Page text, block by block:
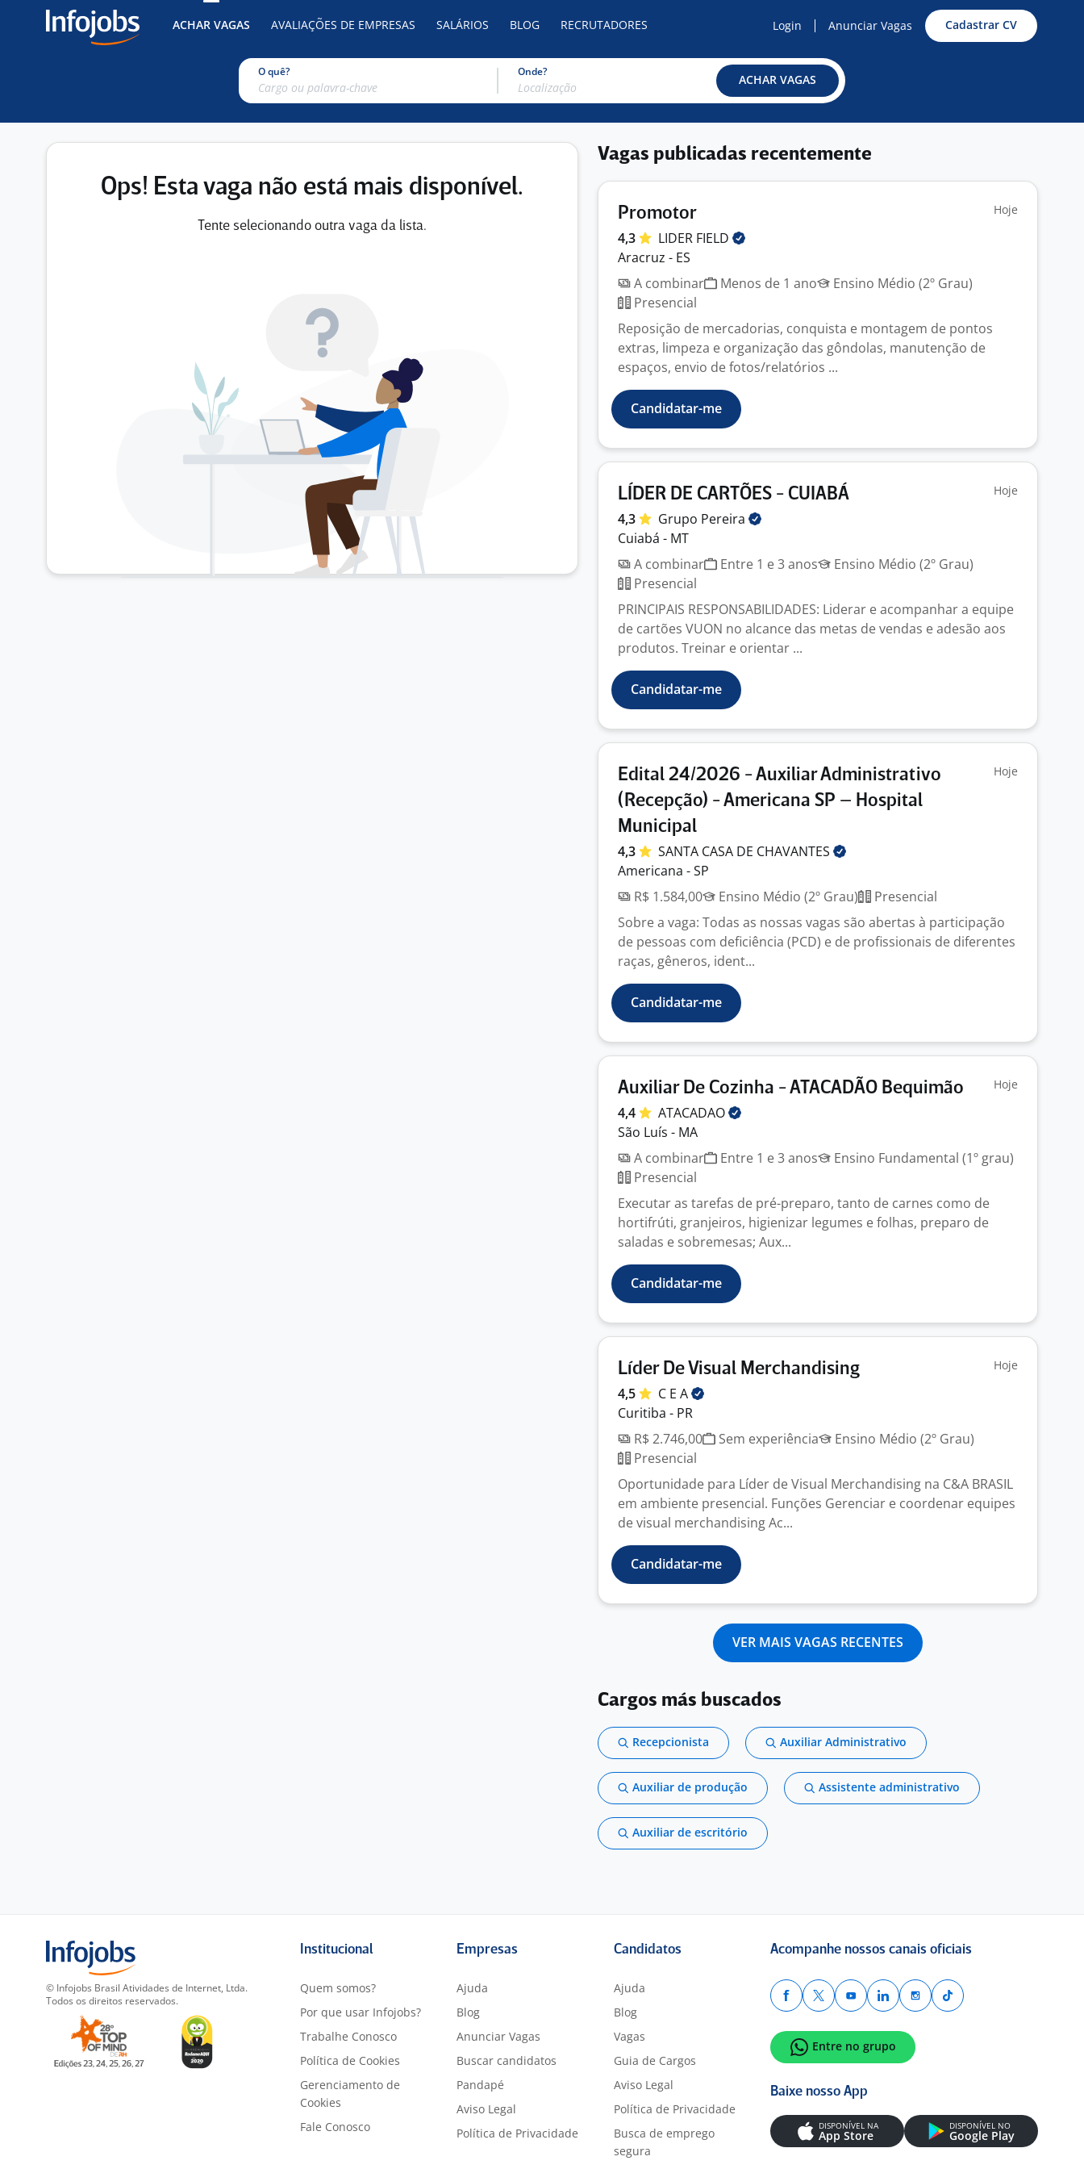
ACHAR VAGAS AVALIAÇÕES DE EMPRESAS SALÁRIOS BLOG RECRUTADORES Login Anunciar Vagas Cadastrar CV
O quê? Onde?
ACHAR VAGAS
Ops! Esta vaga não está mais disponível.
Tente selecionando outra vaga da lista.
Vagas publicadas recentemente
Promotor Hoje
4,3 LIDER FIELD
Aracruz - ES
A combinar
Menos de 1 ano
Ensino Médio (2º Grau)
Presencial
Reposição de mercadorias, conquista e montagem de pontos
extras, limpeza e organização das gôndolas, manutenção de
espaços, envio de fotos/relatórios ...
Candidatar-me
LÍDER DE CARTÕES - CUIABÁ Hoje
4,3 Grupo Pereira
Cuiabá - MT
A combinar
Entre 1 e 3 anos
Ensino Médio (2º Grau)
Presencial
PRINCIPAIS RESPONSABILIDADES: Liderar e acompanhar a equipe
de cartões VUON no alcance das metas de vendas e adesão aos
produtos. Treinar e orientar ...
Candidatar-me
Edital 24/2026 - Auxiliar Administrativo
(Recepção) - Americana SP – Hospital
Municipal
Hoje
4,3 SANTA CASA DE CHAVANTES
Americana - SP
R$ 1.584,00
Ensino Médio (2º Grau)
Presencial
Sobre a vaga: Todas as nossas vagas são abertas à participação
de pessoas com deficiência (PCD) e de profissionais de diferentes
raças, gêneros, ident...
Candidatar-me
Auxiliar De Cozinha - ATACADÃO Bequimão Hoje
4,4
ATACADAO
São Luís - MA
A combinar
Entre 1 e 3 anos
Ensino Fundamental (1º grau)
Presencial
Executar as tarefas de pré-preparo, tanto de carnes como de
hortifrúti, granjeiros, higienizar legumes e folhas, preparo de
saladas e sobremesas; Aux...
Candidatar-me
Líder De Visual Merchandising Hoje
4,5 C E A
Curitiba - PR
R$ 2.746,00
Sem experiência
Ensino Médio (2º Grau)
Presencial
Oportunidade para Líder de Visual Merchandising na C&A BRASIL
em ambiente presencial. Funções Gerenciar e coordenar equipes
de visual merchandising Ac...
Candidatar-me
VER MAIS VAGAS RECENTES
Cargos más buscados
Recepcionista Auxiliar Administrativo
Auxiliar de produção Assistente administrativo
Auxiliar de escritório
© Infojobs Brasil Atividades de Internet, Ltda.
Todos os direitos reservados.
Institucional
Quem somos?
Por que usar Infojobs?
Trabalhe Conosco
Política de Cookies
Gerenciamento de
Cookies
Fale Conosco
Empresas
Ajuda
Blog
Anunciar Vagas
Buscar candidatos
Pandapé
Aviso Legal
Política de Privacidade
Candidatos
Ajuda
Blog
Vagas
Guia de Cargos
Aviso Legal
Política de Privacidade
Busca de emprego
segura
Acompanhe nossos canais oficiais
Entre no grupo
Baixe nosso App
DISPONÍVEL NA
App Store
DISPONÍVEL NO
Google Play